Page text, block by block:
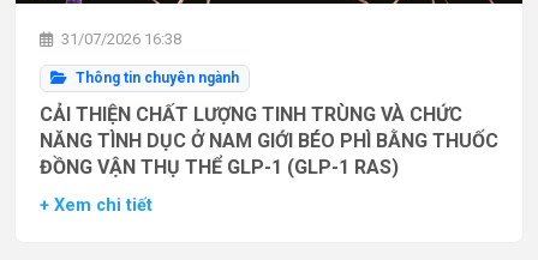
31/07/2026 16:38
Thông tin chuyên ngành
CẢI THIỆN CHẤT LƯỢNG TINH TRÙNG VÀ CHỨC
NĂNG TÌNH DỤC Ở NAM GIỚI BÉO PHÌ BẰNG THUỐC
ĐỒNG VẬN THỤ THỂ GLP-1 (GLP-1 RAS)
+ Xem chi tiết